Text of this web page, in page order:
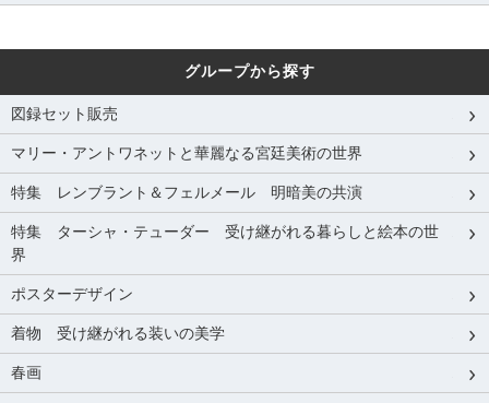
グループから探す
図録セット販売
マリー・アントワネットと華麗なる宮廷美術の世界
特集 レンブラント＆フェルメール 明暗美の共演
特集 ターシャ・テューダー 受け継がれる暮らしと絵本の世
界
ポスターデザイン
着物 受け継がれる装いの美学
春画